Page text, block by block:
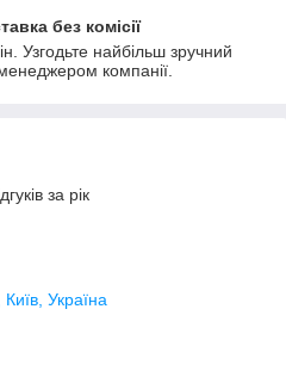
без комісії
Узгодьте найбільш зручний
компанії.
за рік
Україна